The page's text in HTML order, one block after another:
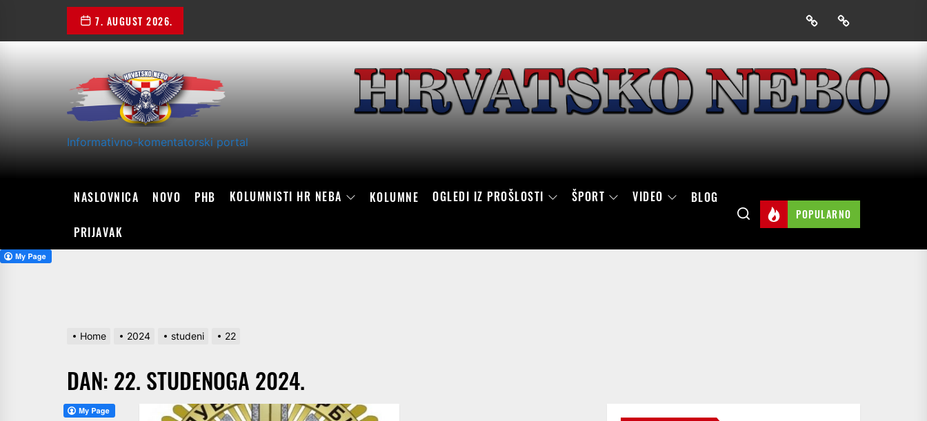
the
7. AUGUST 2026. PrijavakSkini
mobilnu
Hrvatskog
neba
Informativno-komentatorski portal
NASLOVNICA NOVO PHB KOLUMNISTI HR NEBA KOLUMNE OGLEDI IZ PROŠLOSTI ŠPORT VIDEO BLOG
PRIJAVAK
POPULARNO
Home 2024 studeni 22
DAN: 22. STUDENOGA 2024.